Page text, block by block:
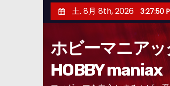
ン
土. 8月 8th, 2026 3:27:52
ホビーマニア
HOBBY maniax